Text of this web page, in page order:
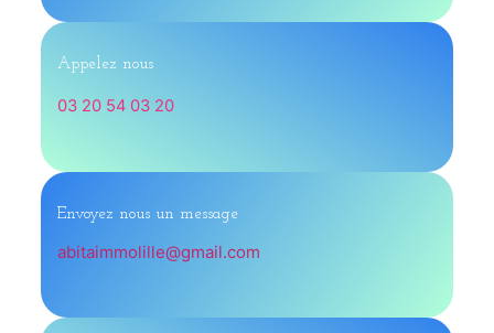
Appelez nous
03 20 54 03 20
Envoyez nous un message
abitaimmolille@gmail.com